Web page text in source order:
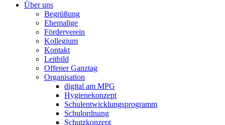
Über uns
Begrüßung
Ehemalige
Förderverein
Kollegium
Kontakt
Leitbild
Offener Ganztag
Organisation
digital am MPG
Hygienekonzept
Schulentwicklungsprogramm
Schulordnung
Schutzkonzept